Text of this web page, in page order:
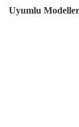
Uyumlu Modeller